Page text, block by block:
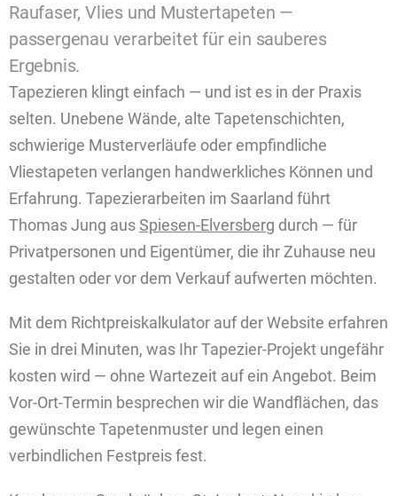
Raufaser, Vlies und Mustertapeten —
passergenau verarbeitet für ein sauberes
Ergebnis.
Tapezieren klingt einfach — und ist es in der Praxis
selten. Unebene Wände, alte Tapetenschichten,
schwierige Musterverläufe oder empfindliche
Vliestapeten verlangen handwerkliches Können und
Erfahrung. Tapezierarbeiten im Saarland führt
Thomas Jung ausSpiesen-Elversberg durch — für
Privatpersonen und Eigentümer, die ihr Zuhause neu
gestalten oder vor dem Verkauf aufwerten möchten.
Mit dem Richtpreiskalkulator auf der Website erfahren
Sie in drei Minuten, was Ihr Tapezier-Projekt ungefähr
kosten wird — ohne Wartezeit auf ein Angebot. Beim
Vor-Ort-Termin besprechen wir die Wandflächen, das
gewünschte Tapetenmuster und legen einen
verbindlichen Festpreis fest.